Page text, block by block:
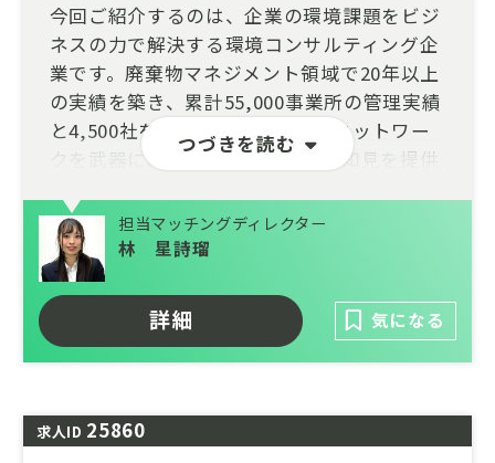
つづきを読む
今回ご紹介するのは、企業の環境課題をビジ
ネスの力で解決する環境コンサルティング企
業です。廃棄物マネジメント領域で20年以上
の実績を築き、累計55,000事業所の管理実績
と4,500社を超える許可業者とのネットワー
クを武器に、国内トップクラスの知見を提供
現在、多くの企業が「環境配慮」や「法令順
守」を当然の責務として捉える一方で、廃棄
物処理に伴う煩雑な手続きやコスト、複雑な
フローに頭を悩ませています。本企業は、単
に処理を一括管理することではありません。
か」を追求し、企業の環境経営を戦略的に支
担当マッチングディレクター
林 星詩瑠
詳細 気になる
求人ID 25860